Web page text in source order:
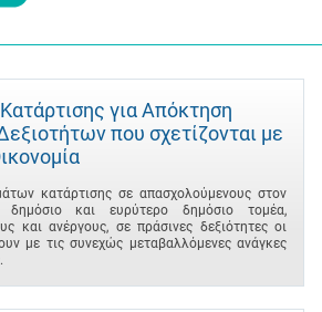
για Απόκτηση
που σχετίζονται με
κατάρτισης σε απασχολούμενους στον
δημόσιο και ευρύτερο δημόσιο τομέα,
και ανέργους, σε πράσινες δεξιότητες οι
με τις συνεχώς μεταβαλλόμενες ανάγκες